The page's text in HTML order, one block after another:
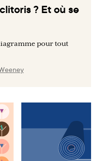
? Et où se
pour tout